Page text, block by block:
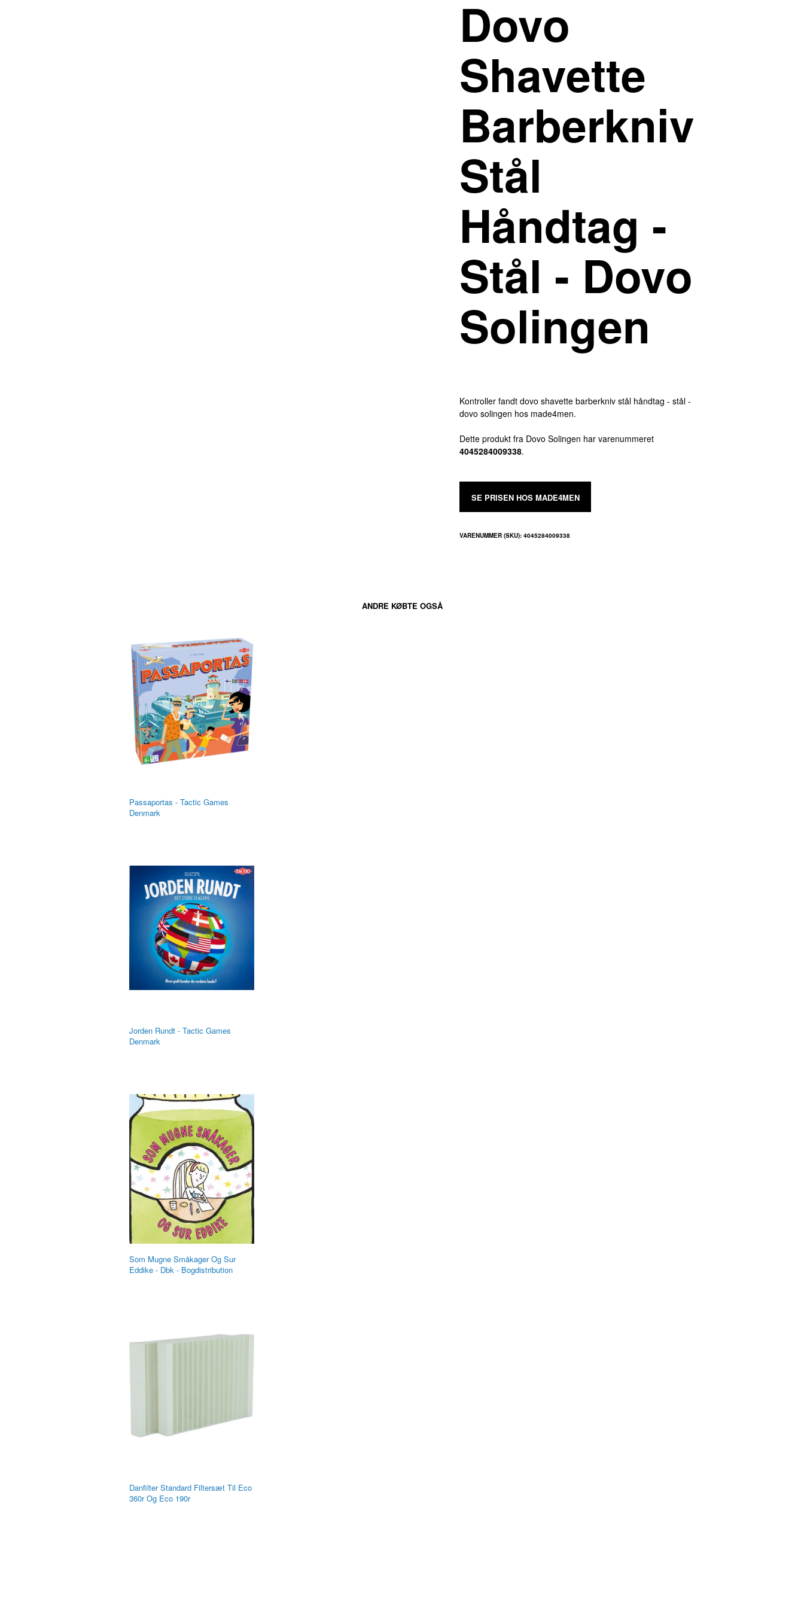
Dovo
Shavette
Barberkniv
Stål
Håndtag -
Stål - Dovo
Solingen
Kontroller fandt dovo shavette barberkniv stål håndtag - stål -
dovo solingen hos made4men.
Dette produkt fra Dovo Solingen har varenummeret
4045284009338.
SE PRISEN HOS MADE4MEN
VARENUMMER (SKU):4045284009338
ANDRE KØBTE OGSÅ
Passaportas - Tactic Games
Denmark
Jorden Rundt - Tactic Games
Denmark
Som Mugne Småkager Og Sur
Eddike - Dbk - Bogdistribution
Danfilter Standard Filtersæt Til Eco
360r Og Eco 190r